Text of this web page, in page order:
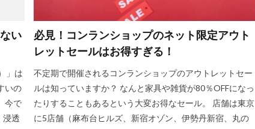
い
」は
いの
今で
浸透
必見！コンランショップのネット限定アウト
レットセールはお得すぎる！
不定期で開催されるコンランショップのアウトレットセー
ルは知っていますか？ なんと家具や雑貨が80％OFFになっ
たりすることもあるという大変お得なセール。 店舗は東京
に5店舗（麻布台ヒルズ、新宿オゾン、伊勢丹新宿、丸の